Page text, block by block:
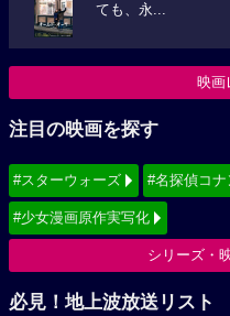
ても、永...
映画
注目の映画を探す
#スターウォーズ #名探偵コナ
#少女漫画原作実写化
シリーズ・
必見！地上波放送リスト